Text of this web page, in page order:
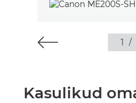
1 /
Kasulikud